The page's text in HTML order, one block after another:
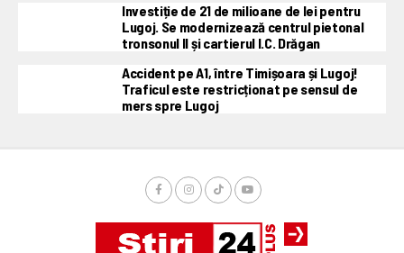
Investiție de 21 de milioane de lei pentru
Lugoj. Se modernizează centrul pietonal
tronsonul II și cartierul I.C. Drăgan
Accident pe A1, între Timișoara și Lugoj!
Traficul este restricționat pe sensul de
mers spre Lugoj